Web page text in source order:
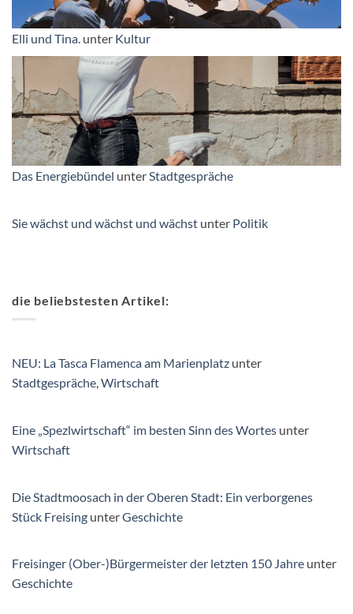
Elli und Tina. unter Kultur
Das Energiebündel unterStadtgespräche
Sie wächst und wächst und wächst unter Politik
die beliebstesten Artikel:
NEU: La Tasca Flamenca am Marienplatz unter
Stadtgespräche,Wirtschaft
Eine „Spezlwirtschaft“ im besten Sinn des Wortes unter
Wirtschaft
Die Stadtmoosach in der Oberen Stadt: Ein verborgenes
Stück Freising unterGeschichte
Freisinger (Ober-)Bürgermeister der letzten 150 Jahre unter
Geschichte